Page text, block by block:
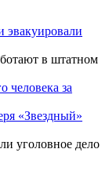
эвакуировали
в штатном
человека за
«Звездный»
уголовное дело